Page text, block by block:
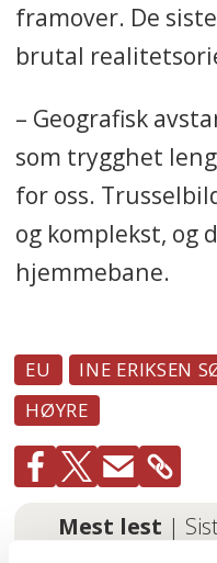
framover. De
brutal
– Geografisk
som trygghet
for oss.
og komplekst, og
hjemmebane.
EU INE ERIKSEN
HØYRE
Mest lest |